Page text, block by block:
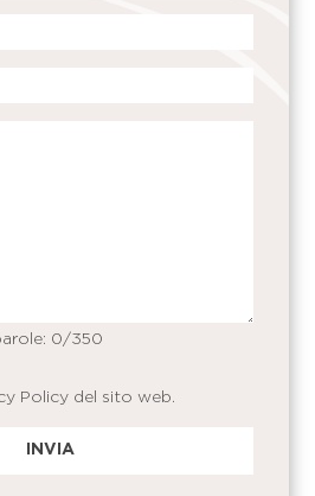
0/350
Policy del sito web.